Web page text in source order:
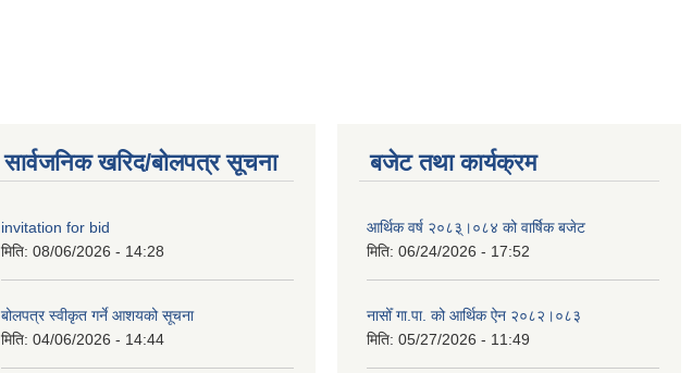
सार्वजनिक खरिद/बोलपत्र सूचना
invitation for bid
मिति: 08/06/2026 - 14:28
बोलपत्र स्वीकृत गर्ने आशयको सूचना
मिति: 04/06/2026 - 14:44
बजेट तथा कार्यक्रम
आर्थिक वर्ष २०८३्।०८४ को वार्षिक बजेट
मिति: 06/24/2026 - 17:52
नासोँ गा.पा. को आर्थिक ऐन २०८२।०८३
मिति: 05/27/2026 - 11:49